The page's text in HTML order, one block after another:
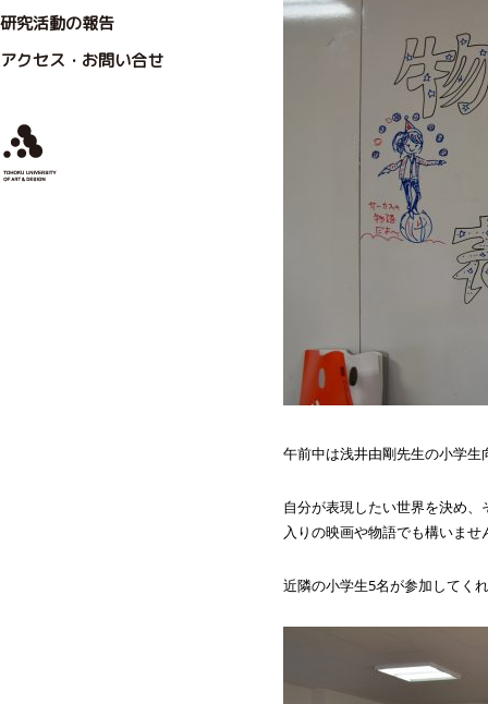
研究活動の報告
アクセス・お問い合せ
午前中は浅井由剛先生の小学
自分が表現したい世界を決め
入りの映画や物語でも構いませ
近隣の小学生5名が参加してく